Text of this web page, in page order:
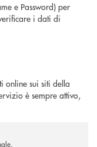
e Password) per
i dati di
online sui siti della
è sempre attivo,